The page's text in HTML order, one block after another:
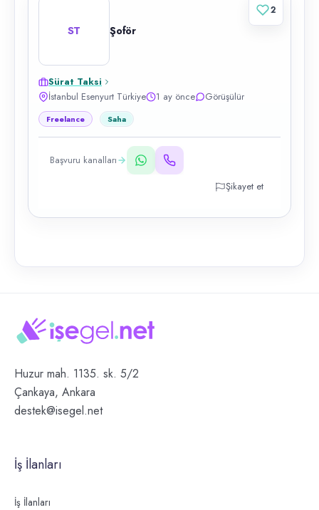
ST Şoför
Sürat Taksi
İstanbul Esenyurt Türkiye
1 ay önce Görüşülür
Freelance Saha
Başvuru kanalları
Şikayet et
2
Huzur mah. 1135. sk. 5/2
Çankaya, Ankara
destek@isegel.net
İş İlanları
İş İlanları